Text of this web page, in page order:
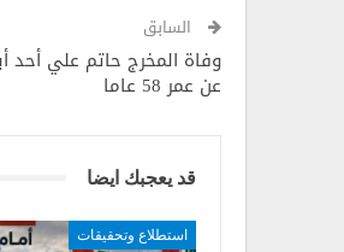
السابق
وفاة المخرج حاتم علي أحد
عن عمر 58 عاما
قد يعجبك ايضا
استطلاع وتحقيقات